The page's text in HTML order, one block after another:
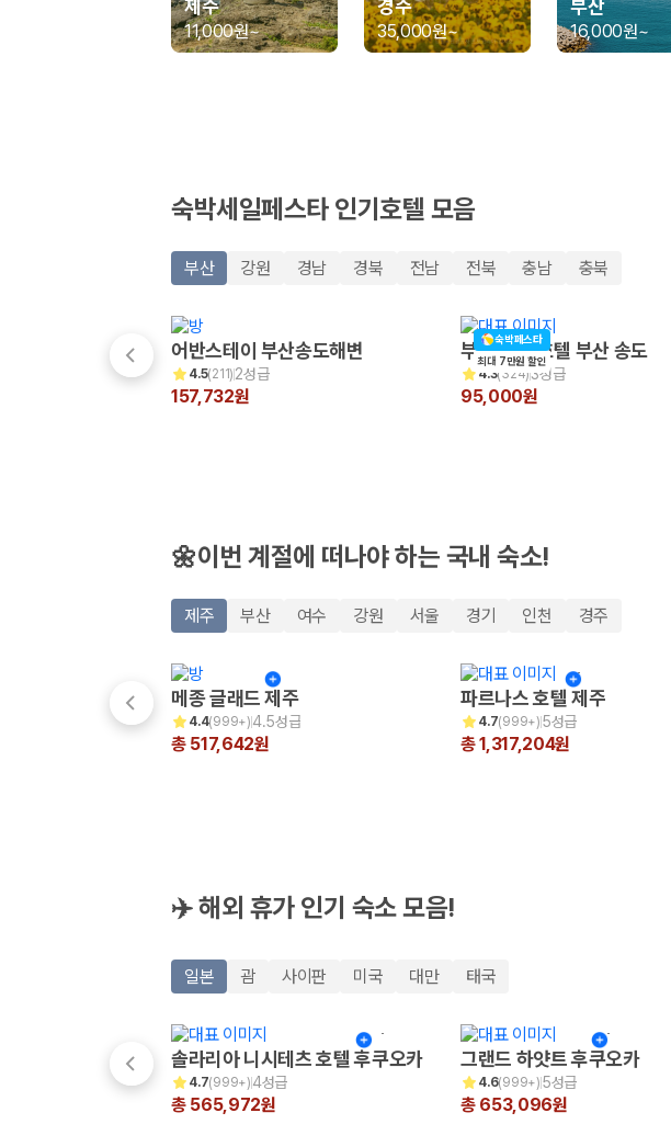
사고 발생 시 일정 금액의 면책금이 발생할 수 있습니다.
보상 한도 내에서 면책금 부담이 줄어드는 보험 조건입니다.
제주렌트카 가격비교 자주 묻는 질문
Q. 가족 여행에는 어떤 제주 렌트카를 비교해야 하나요?
제주렌트카 가격비교 주요 링크
국내 렌트카 가격비교
해외 렌트카 가격비교
카모아 사이트맵
제주
11,000원~
경주
35,000원~
부산
16,000원~
숙박세일페스타 인기호텔 모음
부산 강원 경남 경북 전남 전북 충남 충북
어반스테이 부산송도해변
4.5(211) 2성급
157,732원
숙박페스타
최대 7만원 할인
부산 비치 호텔 부산 송도
4.3( 324)3성급
95,000원
🌼이번 계절에 떠나야 하는 국내 숙소!
제주 부산 여수 강원 서울 경기 인천 경주
메종 글래드 제주
4.4(999+)4.5성급
총 517,642원
파르나스 호텔 제주
4.7(999+)5성급
총 1,317,204원
✈️ 해외 휴가 인기 숙소 모음!
일본 괌 사이판 미국 대만 태국
솔라리아 니시테츠 호텔 후쿠오카
4.7(999+)4성급
총 565,972원
그랜드 하얏트 후쿠오카
4.6(999+)5성급
총 653,096원